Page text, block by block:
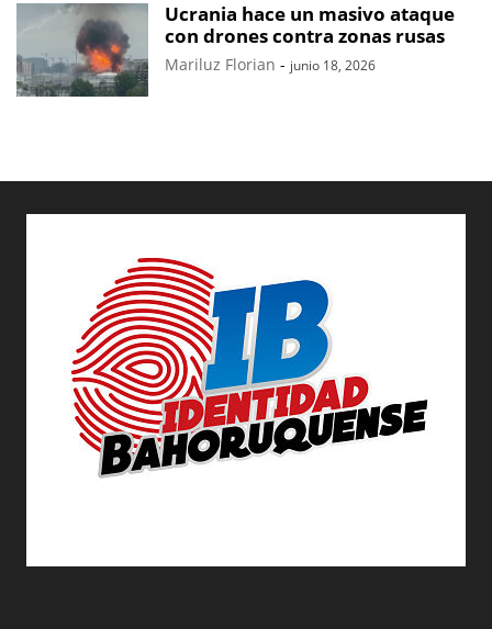
Ucrania hace un masivo ataque
con drones contra zonas rusas
Mariluz Florian - junio 18, 2026